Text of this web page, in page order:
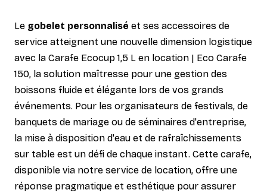
Le gobelet personnalisé et ses accessoires de
service atteignent une nouvelle dimension logistique
avec la Carafe Ecocup 1,5 L en location | Eco Carafe
150, la solution maîtresse pour une gestion des
boissons fluide et élégante lors de vos grands
événements. Pour les organisateurs de festivals, de
banquets de mariage ou de séminaires d'entreprise,
la mise à disposition d'eau et de rafraîchissements
sur table est un défi de chaque instant. Cette carafe,
disponible via notre service de location, offre une
réponse pragmatique et esthétique pour assurer